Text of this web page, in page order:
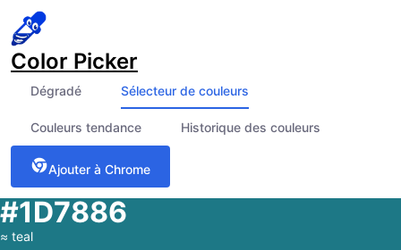
Color Picker
Dégradé Sélecteur de couleurs
Couleurs tendance Historique des couleurs
Ajouter à Chrome
#1D7886
≈ teal